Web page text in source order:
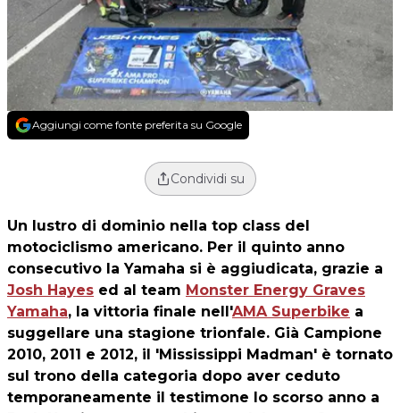
Aggiungi come fonte preferita su Google
Condividi su
Un lustro di dominio nella top class del
motociclismo americano. Per il quinto anno
consecutivo laYamaha si è aggiudicata, grazie a
Josh Hayes ed al team Monster Energy Graves
Yamaha, la vittoria finale nell'AMA Superbike a
suggellare una stagione trionfale. Già Campione
2010, 2011 e 2012, il 'Mississippi Madman' è tornato
sul trono della categoria dopo aver ceduto
temporaneamente il testimone lo scorso anno a